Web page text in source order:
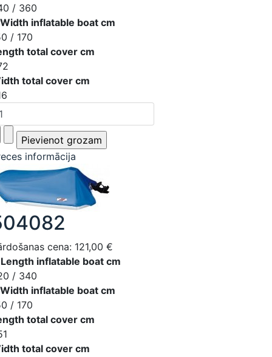
/ 360
inflatable boat cm
/ 170
total cover cm
total cover cm
informācija
cena: 121,00 €
inflatable boat cm
/ 340
inflatable boat cm
/ 170
total cover cm
total cover cm